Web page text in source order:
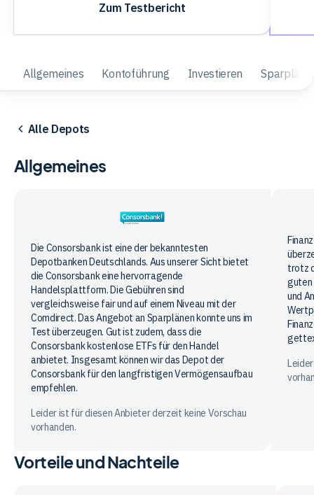
Zum Testbericht
Allgemeines Kontoführung Investieren Sparpläne
Alle Depots
Allgemeines
Consorsbank
Die Consorsbank ist eine der bekanntesten
Depotbanken Deutschlands. Aus unserer Sicht bietet
die Consorsbank eine hervorragende
Handelsplattform. Die Gebühren sind
vergleichsweise fair und auf einem Niveau mit der
Comdirect. Das Angebot an Sparplänen konnte uns im
Test überzeugen. Gut ist zudem, dass die
Consorsbank kostenlose ETFs für den Handel
anbietet. Insgesamt können wir das Depot der
Consorsbank für den langfristigen Vermögensaufbau
empfehlen.
Leider ist für diesen Anbieter derzeit keine Vorschau
vorhanden.
ZERO
trotz
guten
und
Vorteile und Nachteile